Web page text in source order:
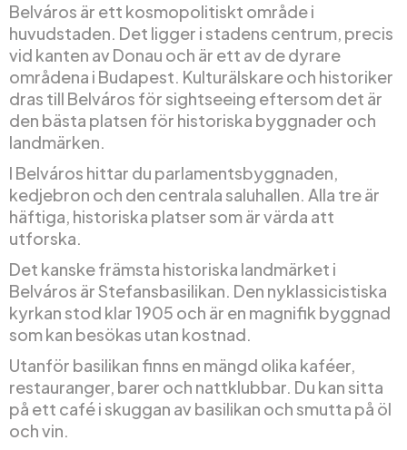
Belváros är ett kosmopolitiskt område i
huvudstaden. Det ligger i stadens centrum, precis
vid kanten av Donau och är ett av de dyrare
områdena i Budapest. Kulturälskare och historiker
dras till Belváros för sightseeing eftersom det är
den bästa platsen för historiska byggnader och
landmärken.
I Belváros hittar du parlamentsbyggnaden,
kedjebron och den centrala saluhallen. Alla tre är
häftiga, historiska platser som är värda att
utforska.
Det kanske främsta historiska landmärket i
Belváros är Stefansbasilikan. Den nyklassicistiska
kyrkan stod klar 1905 och är en magnifik byggnad
som kan besökas utan kostnad.
Utanför basilikan finns en mängd olika kaféer,
restauranger, barer och nattklubbar. Du kan sitta
på ett café i skuggan av basilikan och smutta på öl
och vin.